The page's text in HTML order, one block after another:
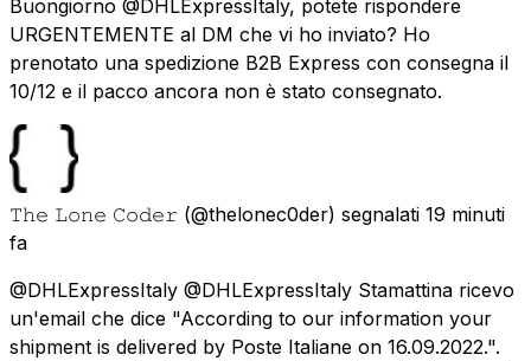
Buongiorno @DHLExpressItaly, potete rispondere
URGENTEMENTE al DM che vi ho inviato? Ho
prenotato una spedizione B2B Express con consegna il
10/12 e il pacco ancora non è stato consegnato.
𝚃𝚑𝚎 𝙻𝚘𝚗𝚎 𝙲𝚘𝚍𝚎𝚛 (@thelonec0der) segnalati 19 minuti
fa
@DHLExpressItaly @DHLExpressItaly Stamattina ricevo
un'email che dice "According to our information your
shipment is delivered by Poste Italiane on 16.09.2022.".